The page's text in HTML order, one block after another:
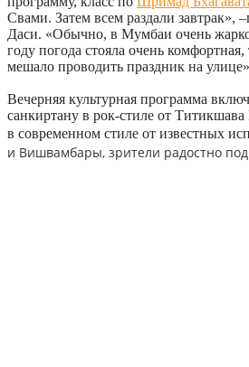
Свами. Затем всем раздали завтрак»,
Даси. «Обычно, в Мумбаи очень
году погода стояла очень
мешало проводить праздник на
Вечерняя культурная программа
санкиртану в рок-стиле от
в современном стиле от известных
и Вишвамбары, зрители радостно